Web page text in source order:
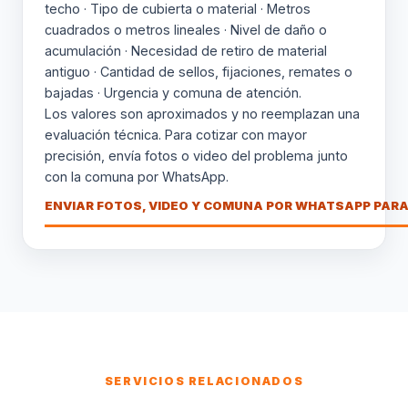
techo · Tipo de cubierta o material · Metros
cuadrados o metros lineales · Nivel de daño o
acumulación · Necesidad de retiro de material
antiguo · Cantidad de sellos, fijaciones, remates o
bajadas · Urgencia y comuna de atención.
Los valores son aproximados y no reemplazan una
evaluación técnica. Para cotizar con mayor
precisión, envía fotos o video del problema junto
con la comuna por WhatsApp.
ENVIAR FOTOS, VIDEO Y COMUNA POR WHATSAPP
SERVICIOS RELACIONADOS